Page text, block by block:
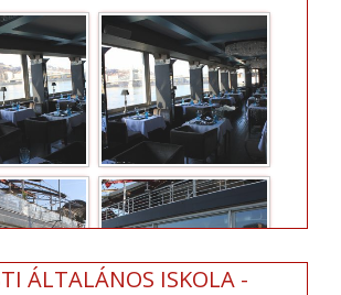
ÁLTALÁNOS ISKOLA -